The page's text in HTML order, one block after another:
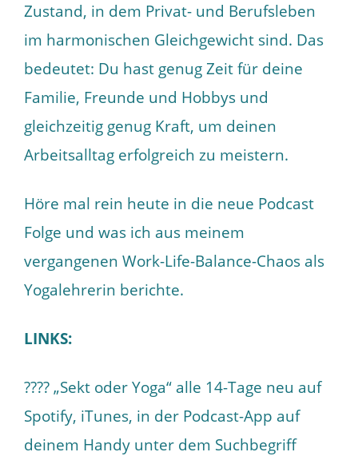
Zustand, in dem Privat- und Berufsleben
im harmonischen Gleichgewicht sind. Das
bedeutet: Du hast genug Zeit für deine
Familie, Freunde und Hobbys und
gleichzeitig genug Kraft, um deinen
Arbeitsalltag erfolgreich zu meistern.
Höre mal rein heute in die neue Podcast
Folge und was ich aus meinem
vergangenen Work-Life-Balance-Chaos als
Yogalehrerin berichte.
LINKS:
???? „Sekt oder Yoga“ alle 14-Tage neu auf
Spotify, iTunes, in der Podcast-App auf
deinem Handy unter dem Suchbegriff